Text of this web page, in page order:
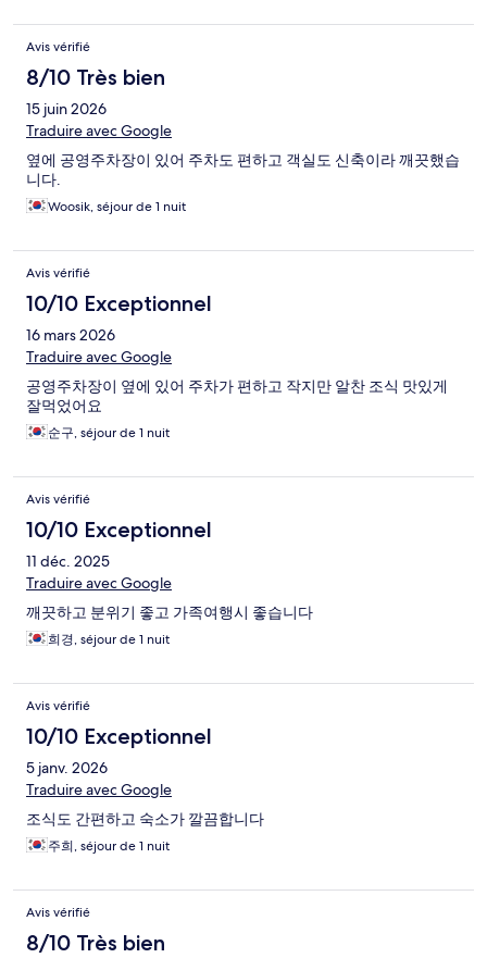
Avis vérifié
8/10 Très bien
15 juin 2026
Traduire avec Google
옆에 공영주차장이 있어 주차도 편하고 객실도 신축이라 깨끗했습
니다.
Woosik, séjour de 1 nuit
Avis vérifié
10/10 Exceptionnel
16 mars 2026
Traduire avec Google
공영주차장이 옆에 있어 주차가 편하고 작지만 알찬 조식 맛있게
잘먹었어요
순구, séjour de 1 nuit
Avis vérifié
10/10 Exceptionnel
11 déc. 2025
Traduire avec Google
깨끗하고 분위기 좋고 가족여행시 좋습니다
희경, séjour de 1 nuit
Avis vérifié
10/10 Exceptionnel
5 janv. 2026
Traduire avec Google
조식도 간편하고 숙소가 깔끔합니다
주희, séjour de 1 nuit
Avis vérifié
8/10 Très bien